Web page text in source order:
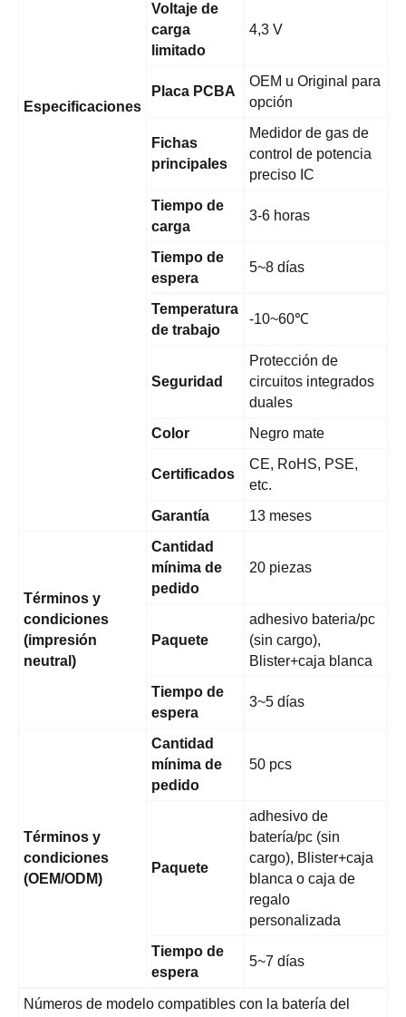
Especificaciones
Voltaje de
carga
limitado
4,3 V
Placa PCBA
OEM u Original para
opción
Fichas
principales
Medidor de gas de
control de potencia
preciso IC
Tiempo de
carga
3-6 horas
Tiempo de
espera
5~8 días
Temperatura
de trabajo
-10~60℃
Seguridad
Protección de
circuitos integrados
duales
Color
Negro mate
Certificados
CE, RoHS, PSE,
etc.
Garantía
13 meses
Términos y
condiciones
(impresión
neutral)
Cantidad
mínima de
pedido
20 piezas
Paquete
adhesivo bateria/pc
(sin cargo),
Blister+caja blanca
Tiempo de
espera
3~5 días
Términos y
condiciones
(OEM/ODM)
Cantidad
mínima de
pedido
50 pcs
Paquete
adhesivo de
batería/pc (sin
cargo), Blister+caja
blanca o caja de
regalo
personalizada
Tiempo de
espera
5~7 días
Números de modelo compatibles con la batería del